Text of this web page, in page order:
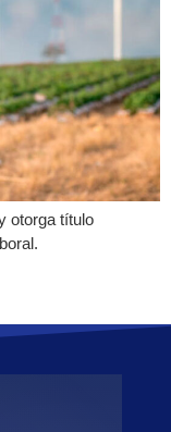
otorga título